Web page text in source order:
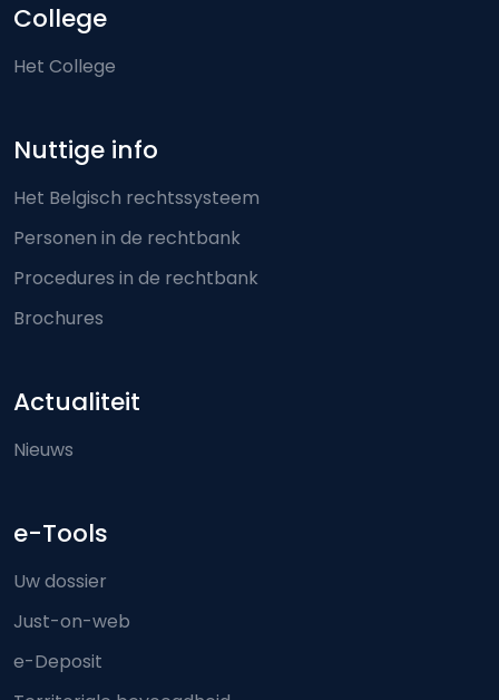
College
Het College
Nuttige info
Het Belgisch rechtssysteem
Personen in de rechtbank
Procedures in de rechtbank
Brochures
Actualiteit
Nieuws
e-Tools
Uw dossier
Just-on-web
e-Deposit